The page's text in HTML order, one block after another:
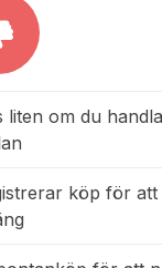
liten om du
köp för